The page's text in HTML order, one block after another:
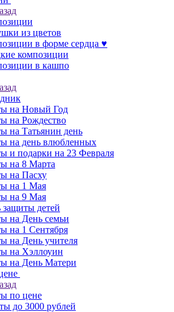
из цветов
в форме сердца ♥
композиции
в кашпо
на Новый Год
на Рождество
на Татьянин день
на день влюбленных
и подарки на 23 Февраля
на 8 Марта
на Пасху
на 1 Мая
на 9 Мая
защиты детей
на День семьи
на 1 Сентября
на День учителя
на Хэллоуин
на День Матери
по цене
до 3000 рублей